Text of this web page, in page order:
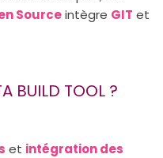
Sourceintègre GIT et
BUILD TOOL ?
et intégration des